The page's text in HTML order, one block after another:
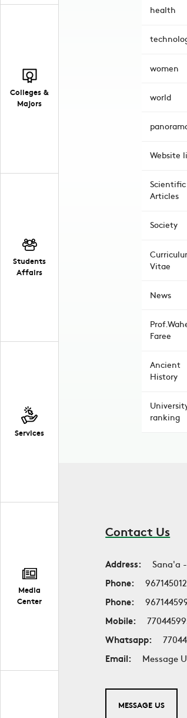
Colleges &
Majors
Students
Affairs
Services
Media
Center
health
women
world
Website
Scientific
Articles
Society
Vitae
News
Faree
Ancient
History
ranking
Contact Us
Address:
Sana'a
Phone:
Phone:
Mobile:
Whatsapp:
Email:
Message
MESSAGE US